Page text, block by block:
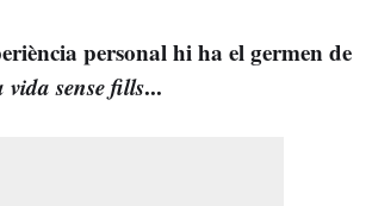
personal hi ha el germen de
vida sense fills...